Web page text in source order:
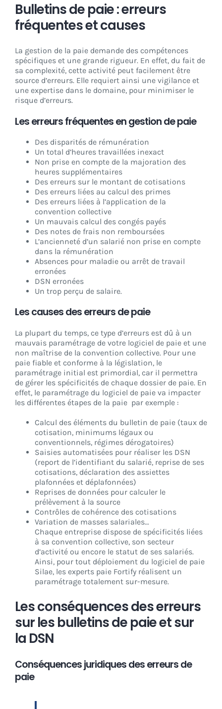
Bulletins de paie : erreurs
fréquentes et causes
La gestion de la paie demande des compétences
spécifiques et une grande rigueur. En effet, du fait de
sa complexité, cette activité peut facilement être
source d’erreurs. Elle requiert ainsi une vigilance et
une expertise dans le domaine, pour minimiser le
risque d’erreurs.
Les erreurs fréquentes en gestion de paie
Des disparités de rémunération
Un total d’heures travaillées inexact
Non prise en compte de la majoration des
heures supplémentaires
Des erreurs sur le montant de cotisations
Des erreurs liées au calcul des primes
Des erreurs liées à l’application de la
convention collective
Un mauvais calcul des congés payés
Des notes de frais non remboursées
L’ancienneté d’un salarié non prise en compte
dans la rémunération
Absences pour maladie ou arrêt de travail
erronées
DSN erronées
Un trop perçu de salaire.
Les causes des erreurs de paie
La plupart du temps, ce type d’erreurs est dû à un
mauvais paramétrage de votre logiciel de paie et une
non maîtrise de la convention collective. Pour une
paie fiable et conforme à la législation, le
paramétrage initial est primordial, car il permettra
de gérer les spécificités de chaque dossier de paie. En
effet, le paramétrage du logiciel de paie va impacter
les différentes étapes de la paie par exemple :
Calcul des éléments du bulletin de paie (taux de
cotisation, minimums légaux ou
conventionnels, régimes dérogatoires)
Saisies automatisées pour réaliser les DSN
(report de l’identifiant du salarié, reprise de ses
cotisations, déclaration des assiettes
plafonnées et déplafonnées)
Reprises de données pour calculer le
prélèvement à la source
Contrôles de cohérence des cotisations
Variation de masses salariales…
Chaque entreprise dispose de spécificités liées
à sa convention collective, son secteur
d’activité ou encore le statut de ses salariés.
Ainsi, pour tout déploiement du logiciel de paie
Silae, les experts paie Fortify réalisent un
paramétrage totalement sur-mesure.
Les conséquences des erreurs
sur les bulletins de paie et sur
la DSN
Conséquences juridiques des erreurs de
paie